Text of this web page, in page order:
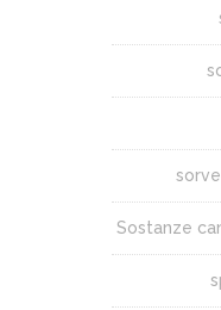
Sostanze